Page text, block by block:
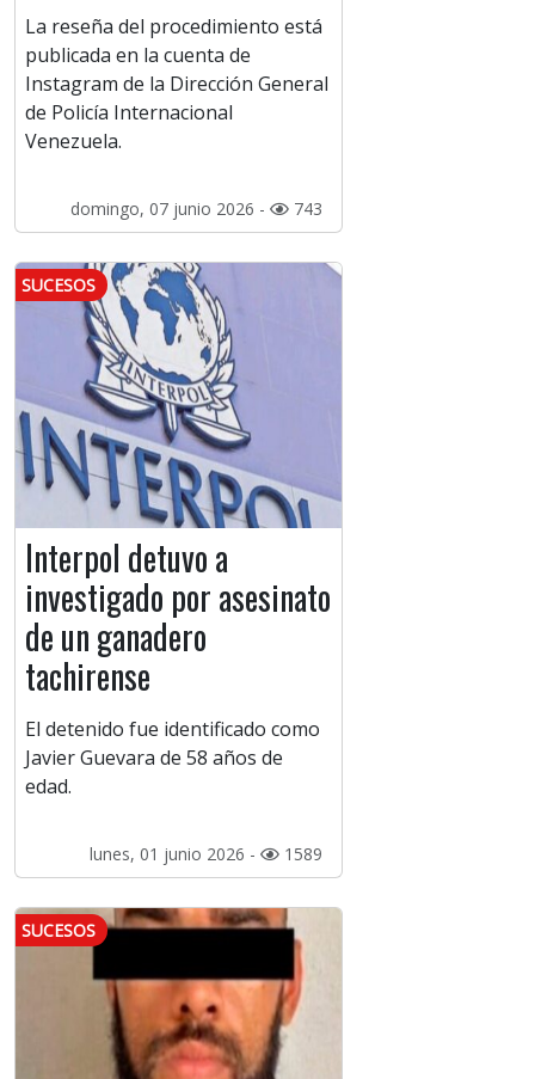
La reseña del procedimiento está
publicada en la cuenta de
Instagram de la Dirección General
de Policía Internacional
Venezuela.
domingo, 07 junio 2026 - 743
SUCESOS
Interpol detuvo a
investigado por asesinato
de un ganadero
tachirense
El detenido fue identificado como
Javier Guevara de 58 años de
edad.
lunes, 01 junio 2026 - 1589
SUCESOS